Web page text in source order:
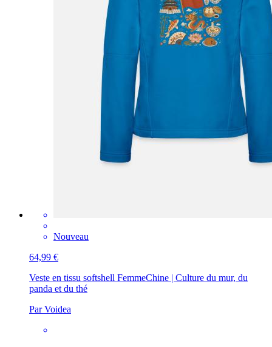
Nouveau
64,99 €
Veste en tissu softshell FemmeChine | Culture du mur, du
panda et du thé
Par Voidea